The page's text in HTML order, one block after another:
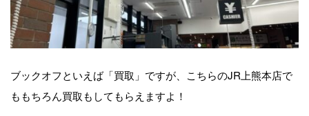
ブックオフといえば「買取」ですが、こちらのJR上熊本店で
ももちろん買取もしてもらえますよ！